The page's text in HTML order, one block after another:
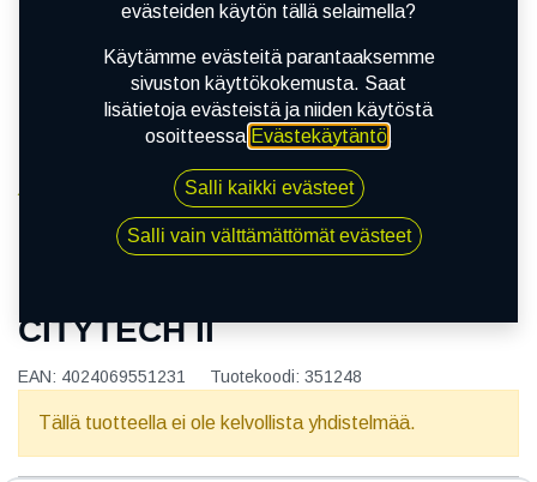
165/60R14 75T VIKING CITYTECH II
CITYTECH II
EAN: 4024069551231 Tuotekoodi: 351248
Tällä tuotteella ei ole kelvollista yhdistelmää.
evästeiden käytön tällä selaimella?
Käytämme evästeitä parantaaksemme
sivuston käyttökokemusta. Saat
lisätietoja evästeistä ja niiden käytöstä
osoitteessa Evästekäytäntö.
Salli kaikki evästeet
Salli vain välttämättömät evästeet